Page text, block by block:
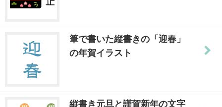
筆で書いた縦書きの「迎春」
の年賀イラスト
縦書き元旦と謹賀新年の文字